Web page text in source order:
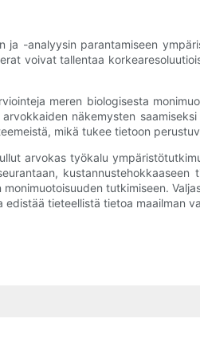
-analyysin parantamiseen
voivat tallentaa
meren biologisesta
näkemysten
mikä tukee tietoon
arvokas työkalu
tutkimiseen.
tieteellistä tietoa maailman